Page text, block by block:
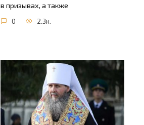
в призывах, а также
0 2.3к.